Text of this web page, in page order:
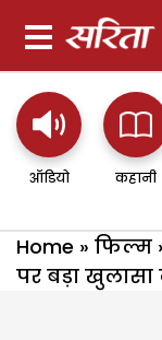
ऑडियो कहानी
Home » फिल्म
पर बड़ा खुलासा